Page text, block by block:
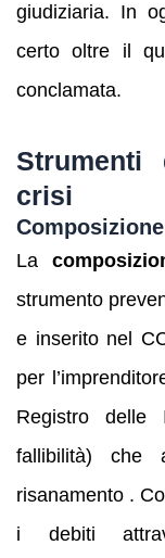
giudiziaria. In
certo oltre il
conclamata.
Strumenti
crisi
La
strumento
e inserito nel
per
Registro delle
fallibilità) che
risanamento .
i debiti